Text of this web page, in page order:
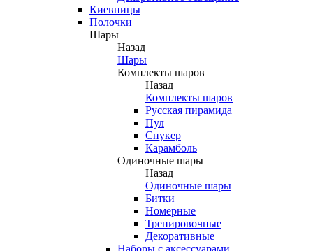
Киевницы
Полочки
Шары
Назад
Шары
Комплекты шаров
Назад
Комплекты шаров
Русская пирамида
Пул
Снукер
Карамболь
Одиночные шары
Назад
Одиночные шары
Битки
Номерные
Тренировочные
Декоративные
Наборы с аксессуарами